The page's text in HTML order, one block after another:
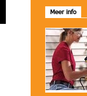
Meer info